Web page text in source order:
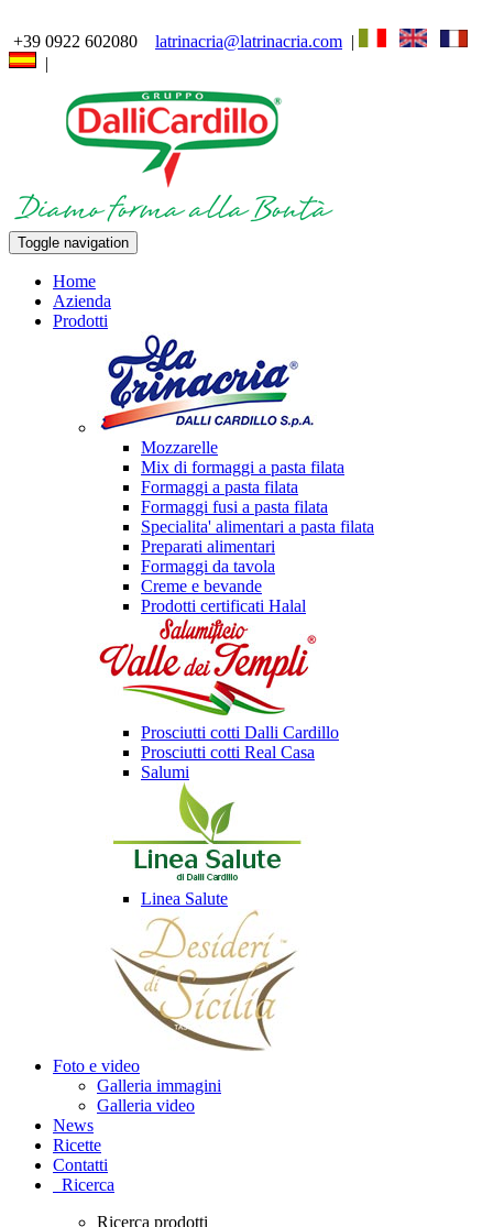
+39 0922 602080 latrinacria@latrinacria.com |
|
Toggle navigation
Home
Azienda
Prodotti
Mozzarelle
Mix di formaggi a pasta filata
Formaggi a pasta filata
Formaggi fusi a pasta filata
Specialita' alimentari a pasta filata
Preparati alimentari
Formaggi da tavola
Creme e bevande
Prodotti certificati Halal
Prosciutti cotti Dalli Cardillo
Prosciutti cotti Real Casa
Salumi
Linea Salute
Foto e video
Galleria immagini
Galleria video
News
Ricette
Contatti
Ricerca
Ricerca prodotti